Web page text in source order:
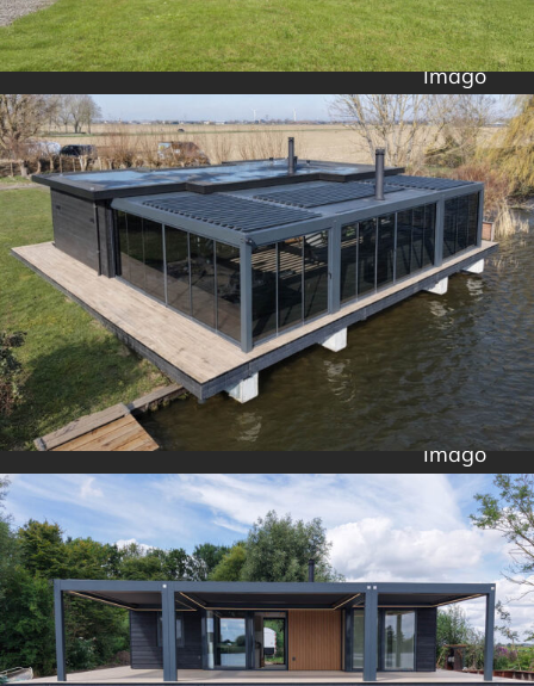
Imago
Imago